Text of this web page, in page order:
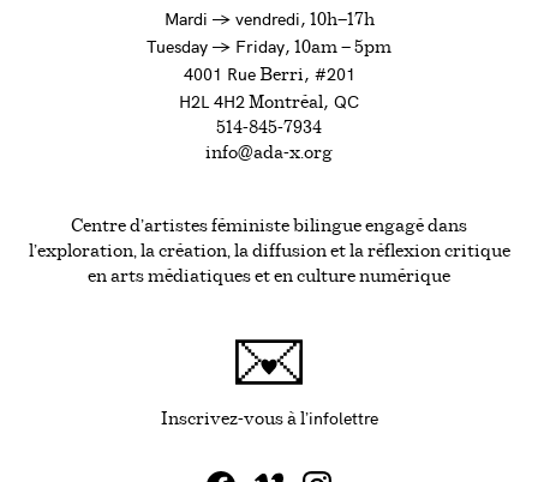
Mardi →à
vendredi, 10h—17h
Tuesday →toFriday, 10am — 5pm
4001 RueBerri, #201
H2L 4H2 Montréal, QC
514-845-7934
info@ada-x.org
Centre d’artistes féministe bilingue engagé dans
l’exploration, la création, la diffusion et la réflexion critique
en arts médiatiques et en culture numérique
Inscrivez-vous à l'infolettreCe lien s'ouvrira